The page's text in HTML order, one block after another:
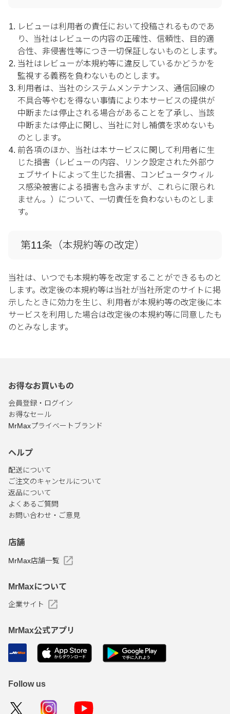
レビューは利用者の責任において投稿されるものであ
り、当社はレビューの内容の正確性、信頼性、目的適
合性、非侵害性等につき一切保証しないものとします。
当社はレビューが本規約等に違反しているかどうかを
監視する義務を負わないものとします。
利用者は、当社のシステムメンテナンス、通信回線の
不具合等やむを得ない事情により本サービスの提供が
中断または停止される場合があることを了承し、当該
中断または停止に関し、当社に対し補償を求めないも
のとします。
前各項のほか、当社は本サービスに関して利用者に生
じた損害（レビューの内容、リンク設定された外部ウ
ェブサイトによって生じた損害、コンピュータウィル
ス感染被害による損害も含みますが、これらに限られ
ません。）について、一切責任を負わないものとしま
す。
第11条（本規約等の改定）
当社は、いつでも本規約等を改定することができるものと
します。改定後の本規約等は当社が当社所定のサイトに掲
示したときに効力を生じ、利用者が本規約等の改定後に本
サービスを利用した場合は改定後の本規約等に同意したも
のとみなします。
お得なお買いもの
会員登録・ログイン
お得なセール
MrMaxプライベートブランド
ヘルプ
配送について
ご注文のキャンセルについて
返品について
よくあるご質問
お問い合わせ・ご意見
店舗
MrMax店舗一覧
MrMaxについて
企業サイト
MrMax公式アプリ
Follow us